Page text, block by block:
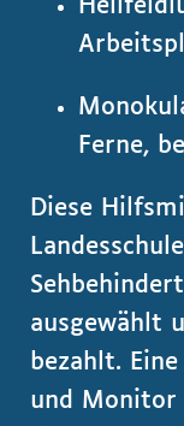
Ferne,
Diese
ausgewählt
bezahlt.
und Monitor